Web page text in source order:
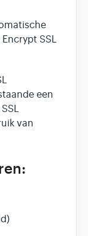
SSL
een
van